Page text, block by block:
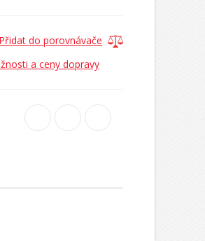
Přidat do porovnávače
a ceny dopravy